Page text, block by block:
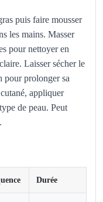
puis faire mousser
les mains. Masser
pour nettoyer en
Laisser sécher le
pour prolonger sa
appliquer
de peau. Peut
Durée